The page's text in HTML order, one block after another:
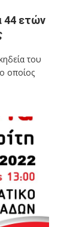
44 ετών
του
οποίος